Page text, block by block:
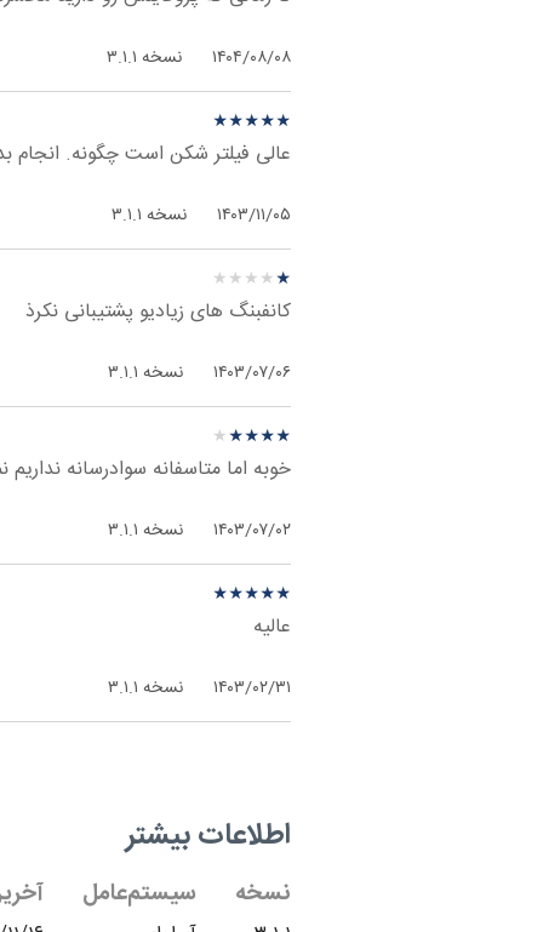
۱۴۰۴/۰۸/۰۸ نسخه ۳.۱.۱
نظر درباره ‫OpenVPN Connect - آی‌اواس★★★★★
★
★
★
★
★
عالی فیلتر شکن است چگونه. انجام
۱۴۰۳/۱۱/۰۵ نسخه ۳.۱.۱
نظر درباره ‫OpenVPN Connect - آی‌اواس★★★★★
★
★
★
★
★
کانفبنگ های زیادیو پشتیبانی نکرذ
۱۴۰۳/۰۷/۰۶ نسخه ۳.۱.۱
نظر درباره ‫OpenVPN Connect - آی‌اواس★★★★★
★
★
★
★
★
خوبه اما متاسفانه سوادرسانه
۱۴۰۳/۰۷/۰۲ نسخه ۳.۱.۱
نظر درباره ‫OpenVPN Connect - آی‌اواس★★★★★
★
★
★
★
★
عالیه
۱۴۰۳/۰۲/۳۱ نسخه ۳.۱.۱
اطلاعات بیشتر
نسخه سیستم‌عامل